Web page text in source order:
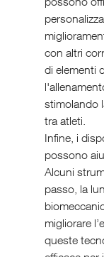
con altri
di elementi
stimolando
tra atleti.
Infine, i
possono
Alcuni
passo, la
migliorare
queste